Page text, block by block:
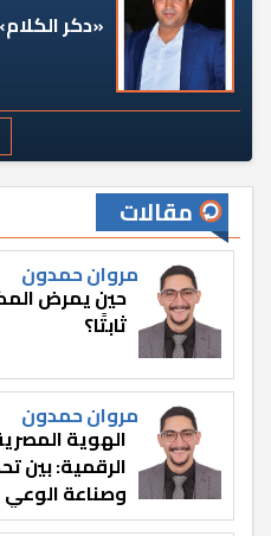
«دكر
مقالات
مروان حمدون
حين يمرض
ثابتًا؟
مروان حمدون
الهوية
الرقمية: بين
وصناعة الوعي